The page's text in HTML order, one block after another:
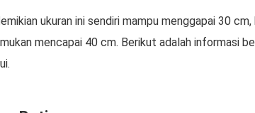
ukuran ini sendiri mampu menggapai 30
mencapai 40 cm. Berikut adalah informasi